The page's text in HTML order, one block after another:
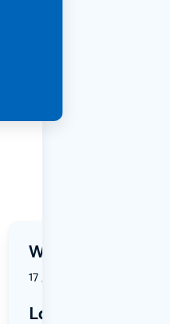
Wanneer?
17 July 2026 | 20:00
Locatie